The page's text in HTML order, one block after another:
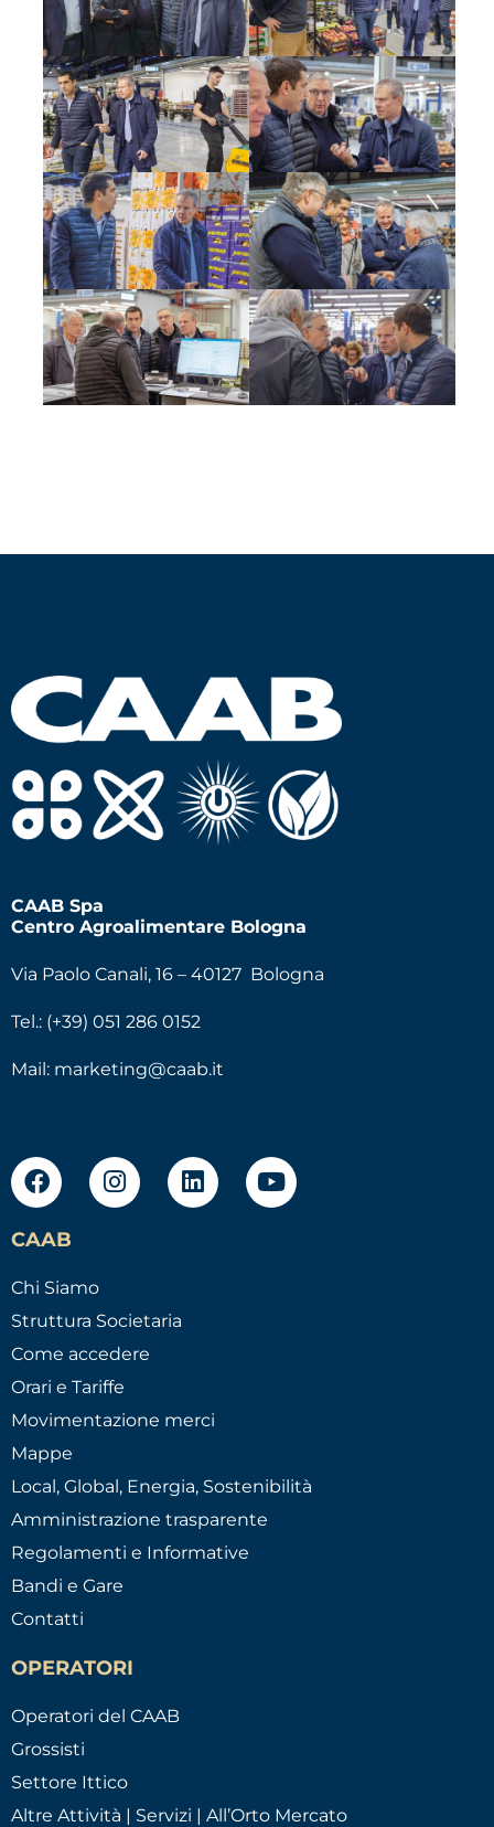
CAAB Spa
Centro Agroalimentare Bologna
Via Paolo Canali, 16 – 40127 Bologna
Tel.: (+39) 051 286 0152
Mail: marketing@caab.it
CAAB
Chi Siamo
Struttura Societaria
Come accedere
Orari e Tariffe
Movimentazione merci
Mappe
Local, Global, Energia, Sostenibilità
Amministrazione trasparente
Regolamenti e Informative
Bandi e Gare
Contatti
OPERATORI
Operatori del CAAB
Grossisti
Settore Ittico
Altre Attività | Servizi | All’Orto Mercato